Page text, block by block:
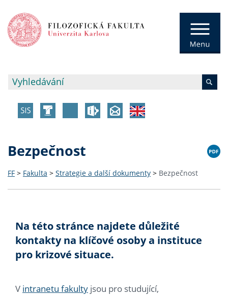
Bezpečnost
FF > Fakulta > Strategie a další dokumenty > Bezpečnost
Na této stránce najdete důležité
kontakty na klíčové osoby a instituce
pro krizové situace.
V intranetu fakulty jsou pro studující,